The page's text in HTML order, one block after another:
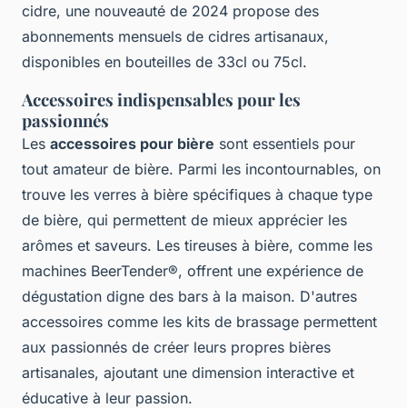
cidre, une nouveauté de 2024 propose des
abonnements mensuels de cidres artisanaux,
disponibles en bouteilles de 33cl ou 75cl.
Accessoires indispensables pour les
passionnés
Les accessoires pour bière sont essentiels pour
tout amateur de bière. Parmi les incontournables, on
trouve les verres à bière spécifiques à chaque type
de bière, qui permettent de mieux apprécier les
arômes et saveurs. Les tireuses à bière, comme les
machines BeerTender®, offrent une expérience de
dégustation digne des bars à la maison. D'autres
accessoires comme les kits de brassage permettent
aux passionnés de créer leurs propres bières
artisanales, ajoutant une dimension interactive et
éducative à leur passion.